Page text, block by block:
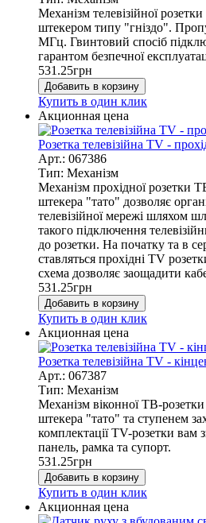
Механізм телевізійної
штекером типу "гніздо".
МГц. Гвинтовий спосіб
гарантом безпечної
531.25грн
Добавить в корзину
Купить в один клик
Акционная цена
Розетка телевізійна TV -
Арт.: 067386
Тип: Механізм
Механізм прохідної розетки
штекера "тато" дозволяє
телевізійної мережі шляхом
такого підключення
до розетки. На початку та в
ставляться прохідні TV
схема дозволяє заощадити
531.25грн
Добавить в корзину
Купить в один клик
Акционная цена
Розетка телевізійна TV -
Арт.: 067387
Тип: Механізм
Механізм віконної ТВ-
штекера "тато" та ступенем
комплектації TV-розетки вам
панель, рамка та супорт.
531.25грн
Добавить в корзину
Купить в один клик
Акционная цена